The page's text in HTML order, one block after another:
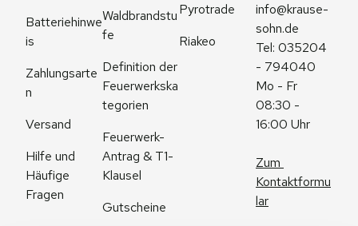
Batteriehinwe
is
Zahlungsarte
n
Versand
Hilfe und
Häufige
Fragen
Waldbrandstu
fe
Definition der
Feuerwerkska
tegorien
Feuerwerk-
Antrag & T1-
Klausel
Gutscheine
Pyrotrade
Riakeo
info@krause-
sohn.de
Tel: 035204
- 794040
Mo - Fr
08:30 -
16:00 Uhr
Zum
Kontaktformu
lar